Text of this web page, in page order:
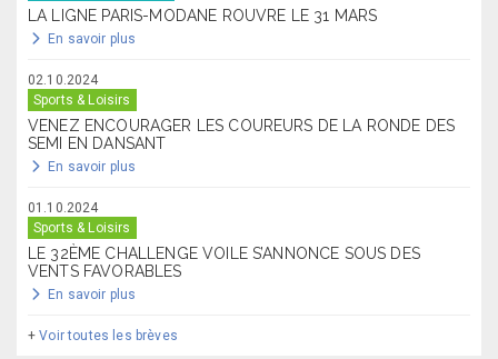
LA LIGNE PARIS-MODANE ROUVRE LE 31 MARS
En savoir plus
02.10.2024
Sports & Loisirs
VENEZ ENCOURAGER LES COUREURS DE LA RONDE DES
SEMI EN DANSANT
En savoir plus
01.10.2024
Sports & Loisirs
LE 32ÈME CHALLENGE VOILE S’ANNONCE SOUS DES
VENTS FAVORABLES
En savoir plus
+Voir toutes les brèves